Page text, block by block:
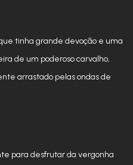
tinha grande devoção e uma
de um poderoso carvalho,
arrastado pelas ondas de
para desfrutar da vergonha